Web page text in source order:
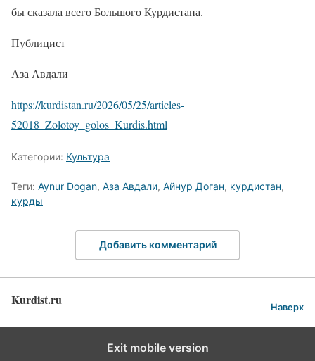
бы сказала всего Большого Курдистана.
Публицист
Аза Авдали
https://kurdistan.ru/2026/05/25/articles-
52018_Zolotoy_golos_Kurdis.html
Категории: Культура
Теги: Aynur Dogan, Аза Авдали, Айнур Доган, курдистан,
курды
Добавить комментарий
Kurdist.ru Наверх
Exit mobile version